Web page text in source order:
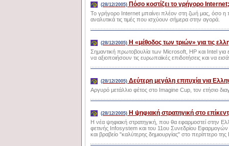
(28/12/2005) Πόσο κοστίζει το γρήγορο Internet;
Το γρήγορο Internet μπαίνει πλέον στη ζωή μας, όσο η
αναλυτικά τις τιμές που ισχύουν σήμερα στην αγορά.
(28/12/2005) Η «μέθοδος των τριών» για τις
Σημαντική πρωτοβουλία των Microsoft, HP και Intel
να αξιοποιήσουν τις ευρωπαϊκές επιδοτήσεις και να
(28/12/2005) Δεύτερη μεγάλη επιτυχία για
Αργυρό μετάλλιο φέτος στο Imagine Cup, τον ετήσιο
(28/12/2005) Η ψηφιακή στρατηγική στο
Η νέα ψηφιακή στρατηγική, που θα εφαρμοστεί στην
φετινής Infosystem και του 11ου Συνεδρίου
και βραβείο "καλύτερης δημιουργίας" στο περίπτερο